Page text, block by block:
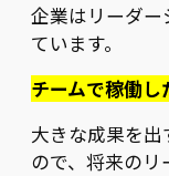
企業はリーダ
ています。
チームで稼働し
大きな成果を
ので、将来のリ